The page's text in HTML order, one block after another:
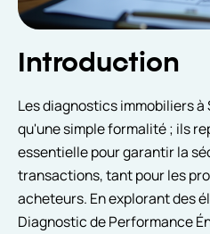
Introduction
Les diagnostics immobiliers
qu'une simple formalité ; ils
essentielle pour garantir la
transactions, tant pour les
acheteurs. En explorant des
Diagnostic de Performance